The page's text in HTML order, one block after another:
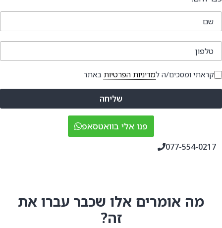
שם
טלפון
קראתי ומסכים/ה למדיניות הפרטיות באתר
שליחה
פנו אלי בוואטסאפ
077-554-0217
מה אומרים אלו שכבר עברו את
זה?